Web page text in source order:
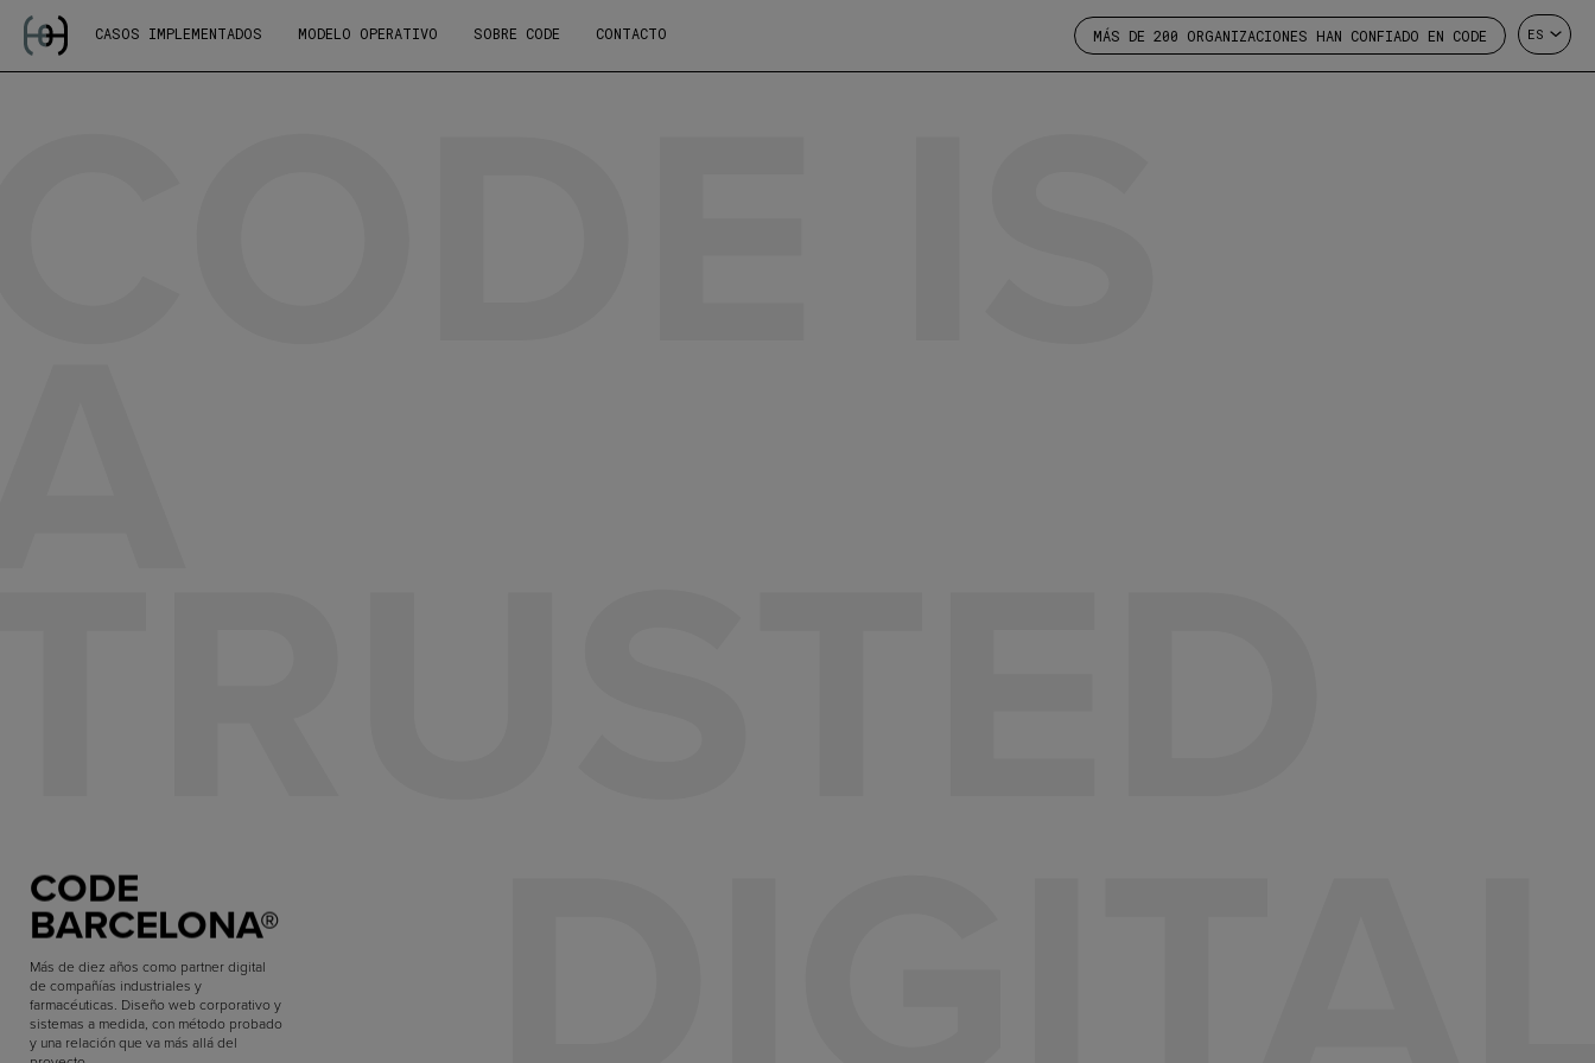
CASOS IMPLEMENTADOS MODELO OPERATIVO SOBRE CODE CONTACTO MÁS DE 200 ORGANIZACIONES HAN CONFIADO EN CODE ES
CODE
BARCELONA®
Más de diez años como partner digital
de compañías industriales y
farmacéuticas. Diseño web corporativo y
sistemas a medida, con método probado
y una relación que va más allá del